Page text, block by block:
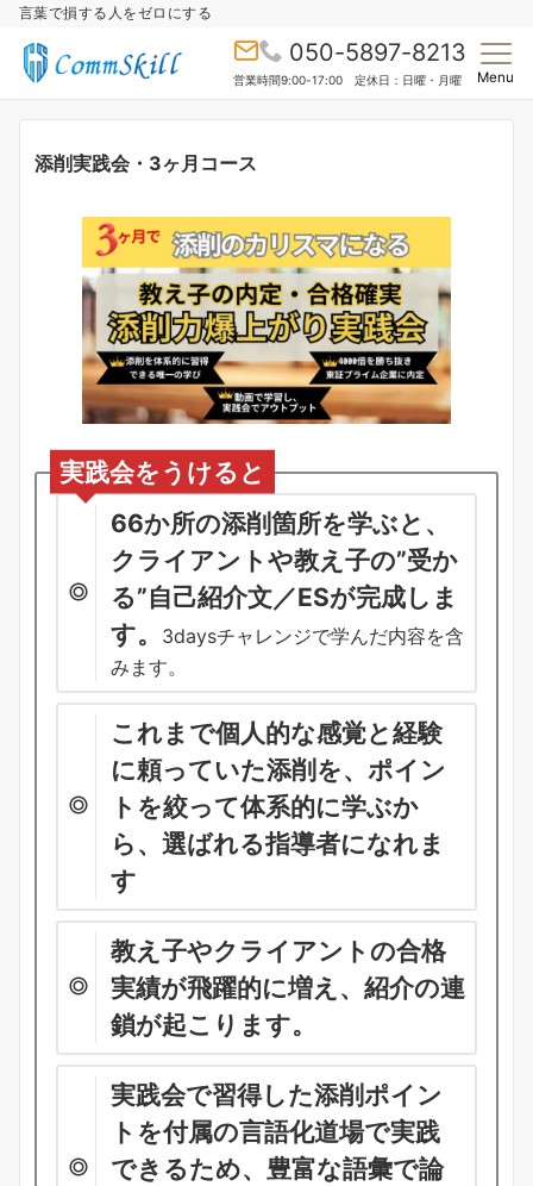
言葉で損する人をゼロにする
050-5897-8213
営業時間9:00-17:00 定休日：日曜・月曜 Menu
添削実践会・3ヶ月コース
実践会をうけると
66か所の添削箇所を学ぶと、
クライアントや教え子の”受か
る”自己紹介文／ESが完成しま
す。
3daysチャレンジで学んだ内容を含
みます。
これまで個人的な感覚と経験
に頼っていた添削を、ポイン
トを絞って体系的に学ぶか
ら、選ばれる指導者になれま
す
教え子やクライアントの合格
実績が飛躍的に増え、紹介の連
鎖が起こります。
実践会で習得した添削ポイン
トを付属の言語化道場で実践
できるため、豊富な語彙で論